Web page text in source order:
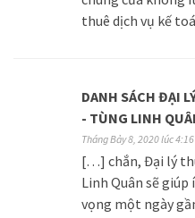
thuê dịch vụ kế
DANH SÁCH ĐẠI
- TÙNG LINH
Tháng Bảy 8, 2020 lúc
[…] chắn, Đại lý
Linh Quân sẽ giúp
vọng một ngày